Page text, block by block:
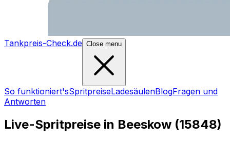
Tankpreis-Check.de Close menu
So funktioniert'sSpritpreiseLadesäulenBlogFragen und
Antworten
Live-Spritpreise in Beeskow (15848)